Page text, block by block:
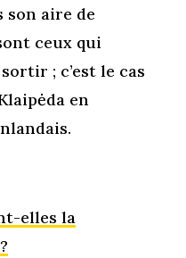
son aire de
ceux qui
; c’est le cas
en
elles la